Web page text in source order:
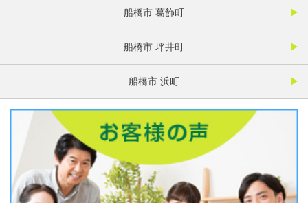
船橋市 葛飾町
船橋市 坪井町
船橋市 浜町